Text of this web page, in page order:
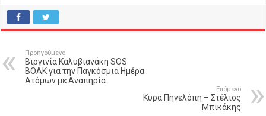
Προηγούμενο
Βιργινία Καλυβιανάκη SOS
ΒΟΑΚ για την Παγκόσμια Ημέρα
Ατόμων με Αναπηρία
Επόμενο
Κυρά Πηνελόπη – Στέλιος
Μπικάκης